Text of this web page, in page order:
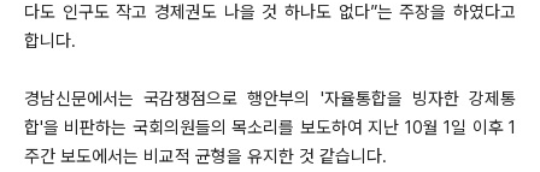
다도 인구도 작고 경제권도 나을 것 하나도 없다”는 주장을 하였다고
합니다.
경남신문에서는 국감쟁점으로 행안부의 '자율통합을 빙자한 강제통
합'을 비판하는 국회의원들의 목소리를 보도하여 지난 10월 1일 이후 1
주간 보도에서는 비교적 균형을 유지한 것 같습니다.